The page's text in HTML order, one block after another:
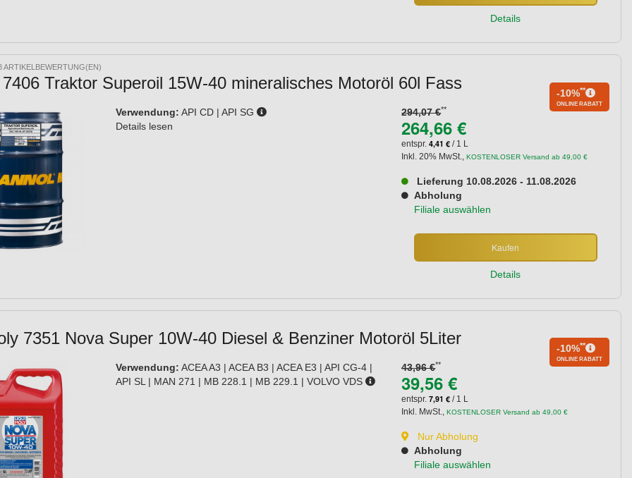
Details
ARTIKELBEWERTUNG(EN)
Traktor Superoil 15W-40 mineralisches Motoröl 60l Fass
Verwendung: API CD | API SG
Details lesen
294,07 €**
-10%**
ONLINE RABATT
264,66 €
entspr.4,41 € / 1 L
Inkl. 20% MwSt.,KOSTENLOSER Versand ab 49,00 €
Lieferung 10.08.2026 - 11.08.2026
Abholung
Filiale auswählen
Kaufen
Details
7351 Nova Super 10W-40 Diesel & Benziner Motoröl 5Liter
Verwendung: ACEA A3 | ACEA B3 | ACEA E3 | API CG-4 |
API SL | MAN 271 | MB 228.1 | MB 229.1 | VOLVO VDS
43,96 €**
-10%**
ONLINE RABATT
39,56 €
entspr.7,91 € / 1 L
Inkl. MwSt.,KOSTENLOSER Versand ab 49,00 €
Nur Abholung
Abholung
Filiale auswählen